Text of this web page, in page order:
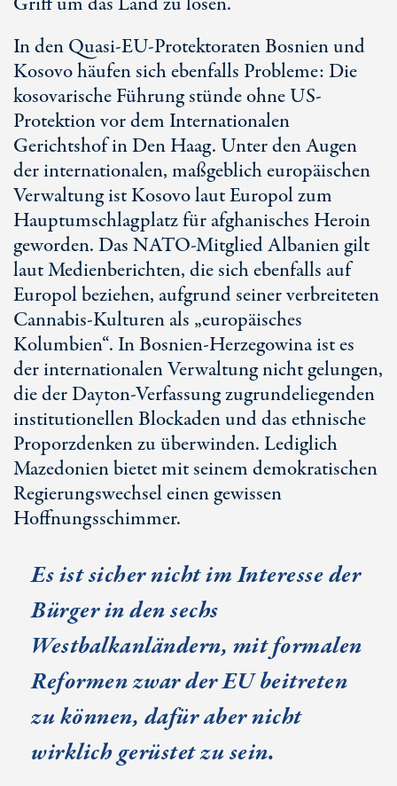
In den Quasi-EU-Protektoraten Bosnien und
Kosovo häufen sich ebenfalls Probleme: Die
kosovarische Führung stünde ohne US-
Protektion vor dem Internationalen
Gerichtshof in Den Haag. Unter den Augen
der internationalen, maßgeblich europäischen
Verwaltung ist Kosovo laut Europol zum
Hauptumschlagplatz für afghanisches Heroin
geworden. Das NATO-Mitglied Albanien gilt
laut Medienberichten, die sich ebenfalls auf
Europol beziehen, aufgrund seiner verbreiteten
Cannabis-Kulturen als „europäisches
Kolumbien“. In Bosnien-Herzegowina ist es
der internationalen Verwaltung nicht gelungen,
die der Dayton-Verfassung zugrundeliegenden
institutionellen Blockaden und das ethnische
Proporzdenken zu überwinden. Lediglich
Mazedonien bietet mit seinem demokratischen
Regierungswechsel einen gewissen
Hoffnungsschimmer.
Es ist sicher nicht im Interesse der
Bürger in den sechs
Westbalkanländern, mit formalen
Reformen zwar der EU beitreten
zu können, dafür aber nicht
wirklich gerüstet zu sein.